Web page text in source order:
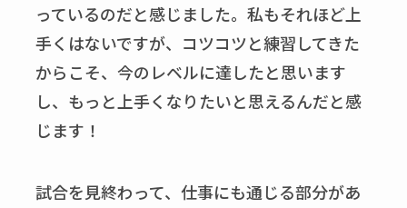
っているのだと感じました。私もそれほど上
手くはないですが、コツコツと練習してきた
からこそ、今のレベルに達したと思います
し、もっと上手くなりたいと思えるんだと感
じます！
試合を見終わって、仕事にも通じる部分があ